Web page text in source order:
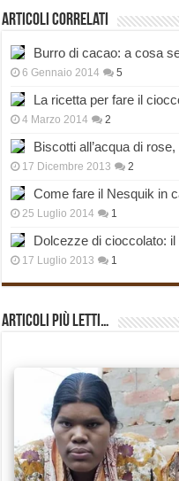
Articoli correlati
Burro di cacao: a cosa
6 Gennaio 2014 5
La ricetta per fare il
4 Marzo 2014 2
Biscotti all’acqua di
17 Dicembre 2013 2
Come fare il Nesquik in
25 Luglio 2014 1
Dolcezze di cioccolato:
17 Luglio 2013 1
Articoli più Letti…